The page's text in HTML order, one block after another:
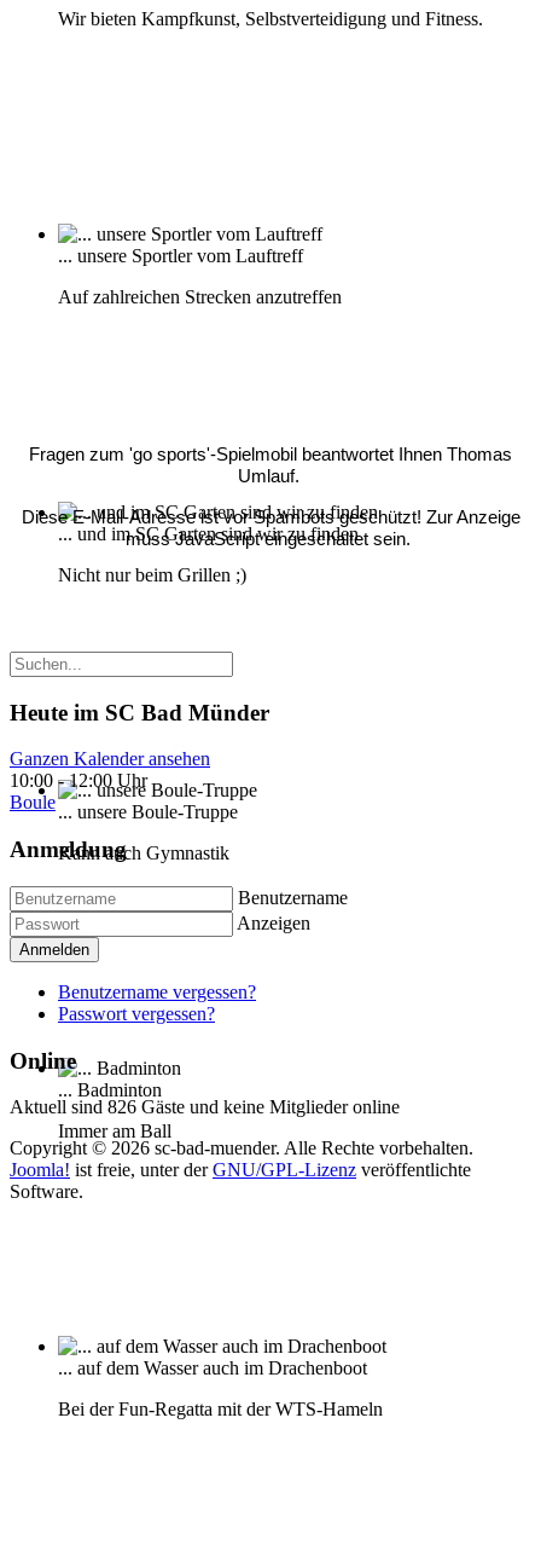
Wir bieten Kampfkunst, Selbstverteidigung und Fitness.
... unsere Sportler vom Lauftreff
Auf zahlreichen Strecken anzutreffen
... und im SC Garten sind wir zu finden
Nicht nur beim Grillen ;)
... unsere Boule-Truppe
Kann auch Gymnastik
... Badminton
Immer am Ball
... auf dem Wasser auch im Drachenboot
Bei der Fun-Regatta mit der WTS-Hameln
Fragen zum 'go sports'-Spielmobil beantwortet Ihnen Thomas
Umlauf.
Diese E-Mail-Adresse ist vor Spambots geschützt! Zur Anzeige
muss JavaScript eingeschaltet sein.
Heute im SC Bad Münder
Ganzen Kalender ansehen
10:00 -12:00 Uhr
Boule
Anmeldung
Benutzername
Anzeigen
Anmelden
Benutzername vergessen?
Passwort vergessen?
Online
Aktuell sind 826 Gäste und keine Mitglieder online
Copyright © 2026 sc-bad-muender. Alle Rechte vorbehalten.
Joomla! ist freie, unter derGNU/GPL-Lizenz veröffentlichte
Software.